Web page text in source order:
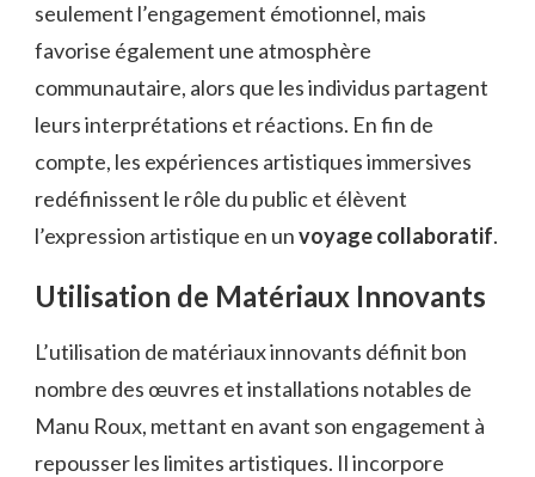
seulement l’engagement émotionnel, mais
favorise également une atmosphère
communautaire, alors que les individus partagent
leurs interprétations et réactions. En fin de
compte, les expériences artistiques immersives
redéfinissent le rôle du public et élèvent
l’expression artistique en unvoyage collaboratif.
Utilisation de Matériaux Innovants
L’utilisation de matériaux innovants définit bon
nombre des œuvres et installations notables de
Manu Roux, mettant en avant son engagement à
repousser les limites artistiques. Il incorpore